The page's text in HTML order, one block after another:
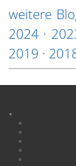
weitere
2024 ·
2019 ·